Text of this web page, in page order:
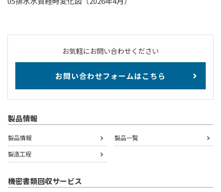
お気軽にお問い合わせください
お問い合わせフォームはこちら
製品情報
製品情報
製品一覧
製造工程
機密書類回収サービス